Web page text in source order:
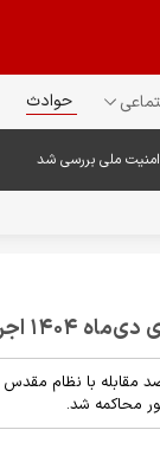
حوادث
ملی بررسی شد
اجرا شد
مقابله با نظام
محاکمه شد.